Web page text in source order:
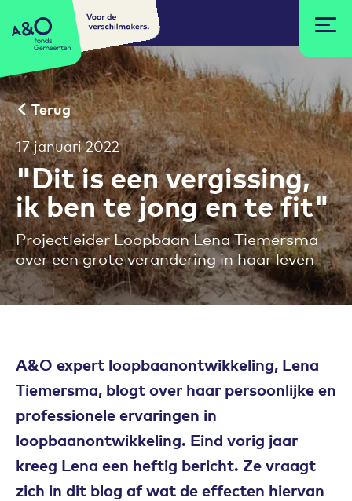
A&O fonds Gemeenten
Voor de
verschilmakers.
Terug
17 januari 2022
"Dit is een vergissing,
ik ben te jong en te fit"
Projectleider Loopbaan Lena Tiemersma
over een grote verandering in haar leven
A&O expert loopbaanontwikkeling, Lena
Tiemersma, blogt over haar persoonlijke en
professionele ervaringen in
loopbaanontwikkeling. Eind vorig jaar
kreeg Lena een heftig bericht. Ze vraagt
zich in dit blog af wat de effecten hiervan